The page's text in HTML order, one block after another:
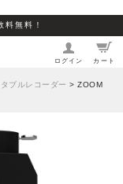
無料！
ログイン カート
ブルレコーダー > ZOOM